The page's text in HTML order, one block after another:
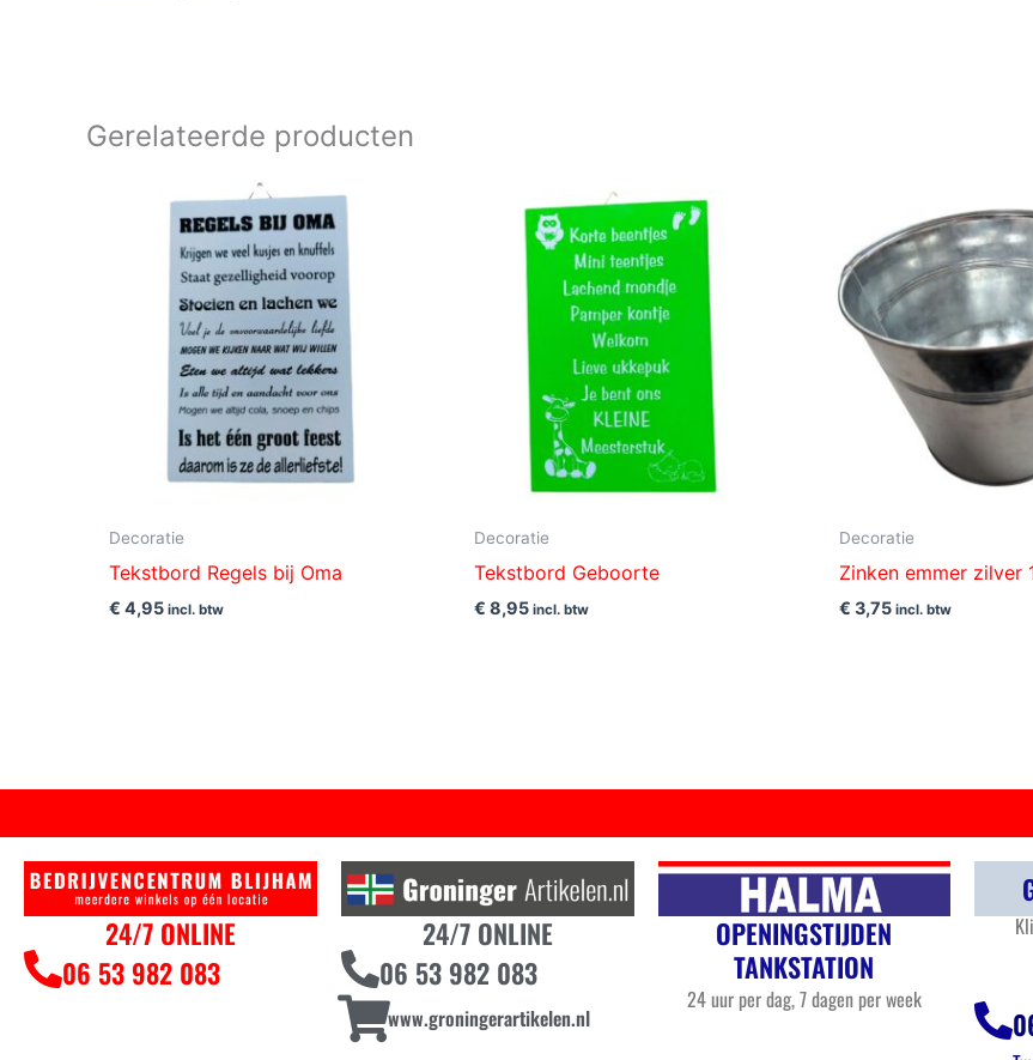
Gerelateerde producten
Decoratie
Tekstbord Regels bij Oma
€ 4,95 incl. btw
Decoratie
Tekstbord Geboorte
€ 8,95 incl. btw
Decoratie
Zinken emmer zilver
€ 3,75 incl. btw
24/7 ONLINE
06 53 982 083
24/7 ONLINE
06 53 982 083
www.groningerartikelen.nl
OPENINGSTIJDEN
TANKSTATION
24 uur per dag, 7 dagen per week